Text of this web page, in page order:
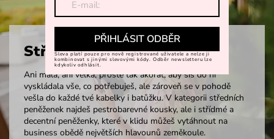
Střední pěněženky
Ani malá, ani velká, prostě tak akorát, aby sis do ní
vyskládala vše, co potřebuješ, ale zároveň se v pohodě
vešla do každé tvé kabelky i batůžku. V kategorii středních
peněženek najdeš pestrobarevné kousky, ale i střídmé a
decentní peněženky, které v klidu můžeš vytáhnout na
business obědě největších hlavounů zeměkoule.
PŘIHLÁSIT ODBĚR
Sleva platí pouze pro nově registrované uživatele a nelze ji
kombinovat s jinými slevovými kódy. Odběr newsletteru lze
kdykoliv odhlásit.